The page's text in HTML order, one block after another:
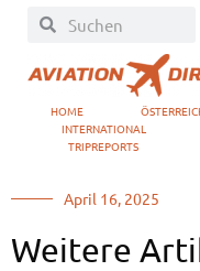
HOME
INTERNATIONAL
TRIPREPORTS
April 16, 2025
Weitere